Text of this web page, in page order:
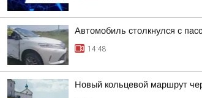
Автомобиль столкнулся с
14:48
Новый кольцевой маршрут